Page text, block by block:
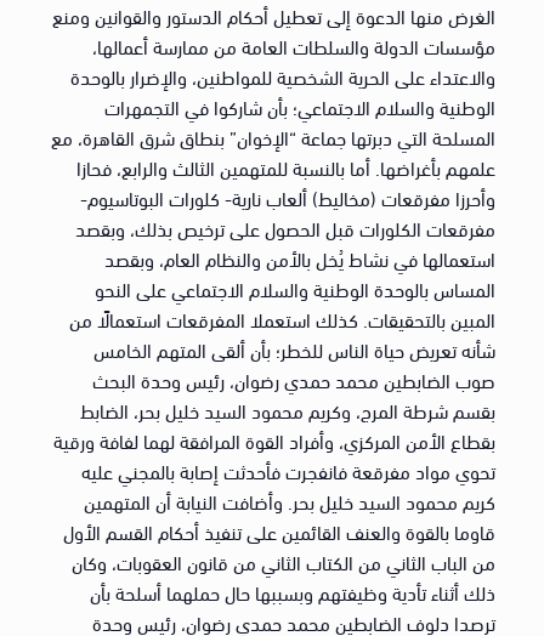
الغرض منها الدعوة إلى تعطيل أحكام الدستور والقوانين ومنع
مؤسسات الدولة والسلطات العامة من ممارسة أعمالها،
والاعتداء على الحرية الشخصية للمواطنين، والإضرار بالوحدة
الوطنية والسلام الاجتماعي؛ بأن شاركوا في التجمهرات
المسلحة التي دبرتها جماعة “الإخوان” بنطاق شرق القاهرة، مع
علمهم بأغراضها. أما بالنسبة للمتهمين الثالث والرابع، فحازا
وأحرزا مفرقعات (مخاليط) ألعاب نارية- كلورات البوتاسيوم-
مفرقعات الكلورات قبل الحصول على ترخيص بذلك، وبقصد
استعمالها في نشاط يُخل بالأمن والنظام العام، وبقصد
المساس بالوحدة الوطنية والسلام الاجتماعي على النحو
المبين بالتحقيقات. كذلك استعملا المفرقعات استعمالًا من
شأنه تعريض حياة الناس للخطر؛ بأن ألقى المتهم الخامس
صوب الضابطين محمد حمدي رضوان، رئيس وحدة البحث
بقسم شرطة المرج، وكريم محمود السيد خليل بحر، الضابط
بقطاع الأمن المركزي، وأفراد القوة المرافقة لهما لفافة ورقية
تحوي مواد مفرقعة فانفجرت فأحدثت إصابة بالمجني عليه
كريم محمود السيد خليل بحر. وأضافت النيابة أن المتهمين
قاوما بالقوة والعنف القائمين على تنفيذ أحكام القسم الأول
من الباب الثاني من الكتاب الثاني من قانون العقوبات، وكان
ذلك أثناء تأدية وظيفتهم وبسببها حال حملهما أسلحة بأن
ترصدا دلوف الضابطين محمد حمدي رضوان، رئيس وحدة